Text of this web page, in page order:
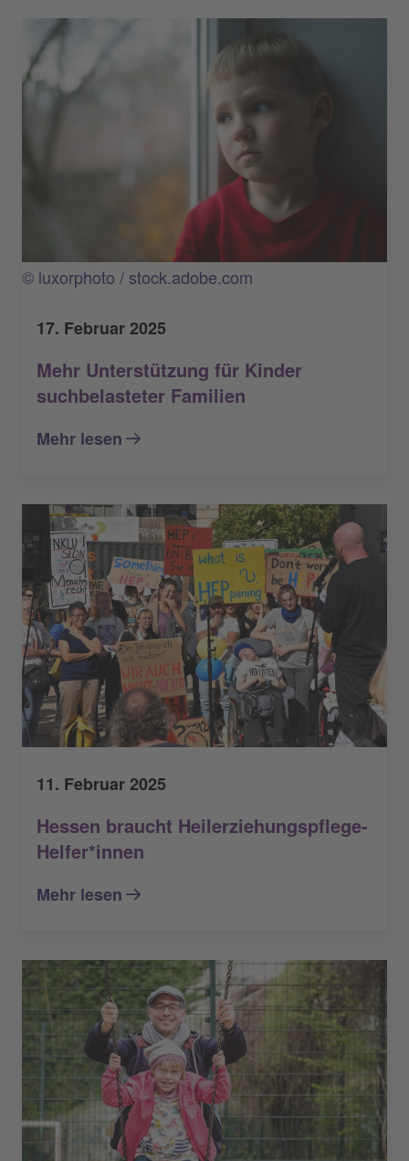
© luxorphoto / stock.adobe.com
17. Februar 2025
Mehr Unterstützung für Kinder
suchbelasteter Familien
Mehr lesen
11. Februar 2025
Hessen braucht Heilerziehungspflege-
Helfer*innen
Mehr lesen